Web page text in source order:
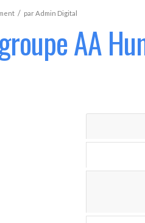
/ parAdmin Digital
AA